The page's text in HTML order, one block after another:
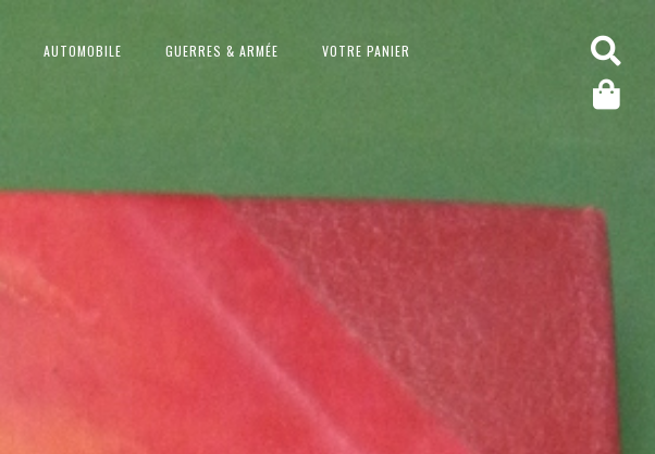
AUTOMOBILE GUERRES & ARMÉE VOTRE PANIER